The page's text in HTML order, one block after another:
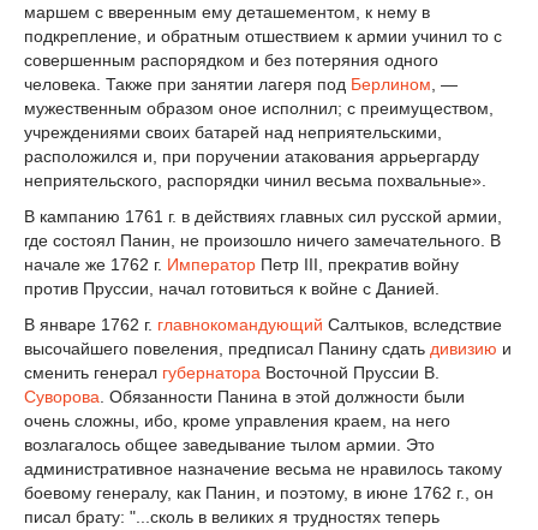
маршем с вверенным ему деташементом, к нему в
подкрепление, и обратным отшествием к армии учинил то с
совершенным распорядком и без потеряния одного
человека. Также при занятии лагеря под Берлином, —
мужественным образом оное исполнил; с преимуществом,
учреждениями своих батарей над неприятельскими,
расположился и, при поручении атакования аррьергарду
неприятельского, распорядки чинил весьма похвальные».
В кампанию 1761 г. в действиях главных сил русской армии,
где состоял Панин, не произошло ничего замечательного. В
начале же 1762 г. Император Петр III, прекратив войну
против Пруссии, начал готовиться к войне с Данией.
В январе 1762 г. главнокомандующий Салтыков, вследствие
высочайшего повеления, предписал Панину сдать дивизию и
сменить генерал губернатора Восточной Пруссии В.
Суворова . Обязанности Панина в этой должности были
очень сложны, ибо, кроме управления краем, на него
возлагалось общее заведывание тылом армии. Это
административное назначение весьма не нравилось такому
боевому генералу, как Панин, и поэтому, в июне 1762 г., он
писал брату: "...сколь в великих я трудностях теперь